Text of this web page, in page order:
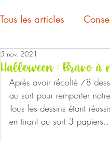
Tous les articles
Halloween : Bravo à
5 nov. 2021
Après avoir récolté 78
au sort pour remporter
Tous les dessins étant
en tirant au sort 3